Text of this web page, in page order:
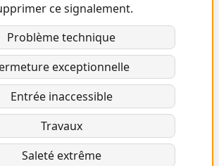
ce signalement.
Problème technique
exceptionnelle
Entrée inaccessible
Travaux
Saleté extrême